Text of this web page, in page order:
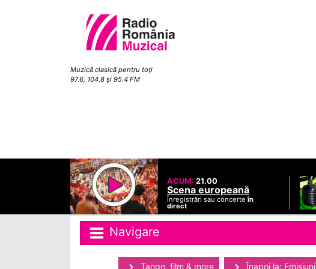
Muzică clasică pentru toţi
97.6, 104.8 şi 95.4 FM
ACUM: 21.00
Scena europeană
Înregistrări sau concerteîn
direct
Navigare
Tango, film & more Înapoi la: Emisiuni